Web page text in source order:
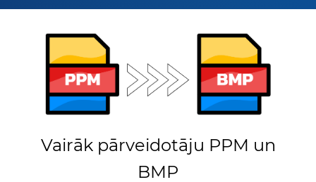
Vairāk pārveidotāju PPM un
BMP